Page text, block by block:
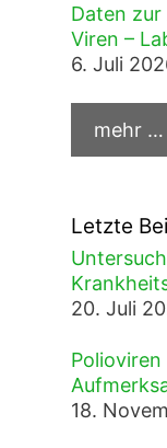
Daten
Viren –
6. Juli
Letzte
20. Juli
18.